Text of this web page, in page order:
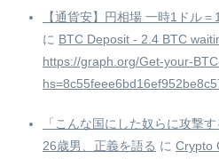
【通貨安】円相場 一時1ドル
に BTC Deposit - 2.4 BTC
https://graph.org/Get-your-
「こんな国にした奴らに攻撃
26歳男、正義を語る に Crypto